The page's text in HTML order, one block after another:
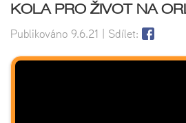
KOLA PRO ŽIVOT NA
Publikováno 9.6.21 | Sdílet: